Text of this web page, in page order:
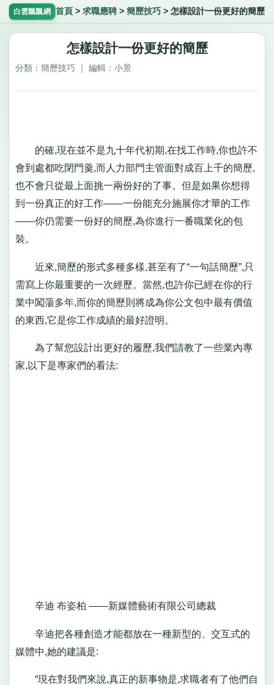
白雲飄飄網 首頁 > 求職應聘> 簡歷技巧 > 怎樣設計一份更好的簡歷
怎樣設計一份更好的簡歷
分類：簡歷技巧 ｜ 編輯：小景
的確,現在並不是九十年代初期,在找工作時,你也許不
會到處都吃閉門羹,而人力部門主管面對成百上千的簡歷,
也不會只從最上面挑一兩份好的了事。但是如果你想得
到一份真正的好工作――一份能充分施展你才華的工作
――你仍需要一份好的簡歷,為你進行一番職業化的包
裝。
近來,簡歷的形式多種多樣,甚至有了“一句話簡歷”,只
需寫上你最重要的一次經歷。當然,也許你已經在你的行
業中闖蕩多年,而你的簡歷則將成為你公文包中最有價值
的東西,它是你工作成績的最好證明。
為了幫您設計出更好的履歷,我們請教了一些業內專
家,以下是專家們的看法:
辛迪 布姿柏 ――新媒體藝術有限公司總裁
辛迪把各種創造才能都放在一種新型的、交互式的
媒體中,她的建議是:
“現在對我們來說,真正的新事物是,求職者有了他們自